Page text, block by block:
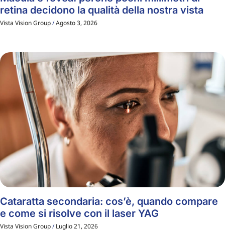
retina decidono la qualità della nostra vista
Vista Vision Group Agosto 3, 2026
Cataratta secondaria: cos’è, quando compare
e come si risolve con il laser YAG
Vista Vision Group Luglio 21, 2026